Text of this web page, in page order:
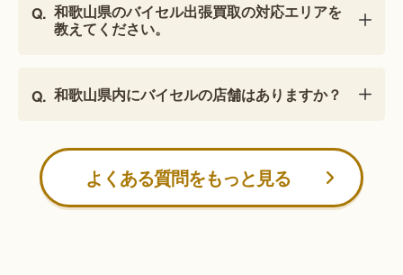
和歌山県のバイセル出張買取の対応エリアを
教えてください。
和歌山県内にバイセルの店舗はありますか？
よくある質問をもっと見る